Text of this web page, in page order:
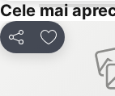
Cele mai
DistribuițiAdăugaţi